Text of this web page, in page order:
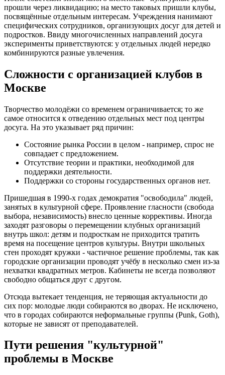
прошли через ликвидацию; на место таковых пришли клубы,
посвящённые отдельным интересам. Учреждения нанимают
специфических сотрудников, организующих досуг для детей и
подростков. Ввиду многочисленных направлений досуга
эксперименты приветствуются: у отдельных людей нередко
комбинируются разные увлечения.
Сложности с организацией клубов в
Москве
Творчество молодёжи со временем ограничивается; то же
самое относится к отведению отдельных мест под центры
досуга. На это указывает ряд причин:
Состояние рынка России в целом - например, спрос не
совпадает с предложением.
Отсутствие теории и практики, необходимой для
поддержки деятельности.
Поддержки со стороны государственных органов нет.
Пришедшая в 1990-х годах демократия "освободила" людей,
занятых в культурной сфере. Проявление гласности (свобода
выбора, независимость) внесло ценные коррективы. Иногда
заходят разговоры о перемещении клубных организаций
внутрь школ: детям и подросткам не приходится тратить
время на посещение центров культуры. Внутри школьных
стен проходят кружки - частичное решение проблемы, так как
городские организации проводят учёбу в несколько смен из-за
нехватки квадратных метров. Кабинеты не всегда позволяют
свободно общаться друг с другом.
Отсюда вытекает тенденция, не теряющая актуальности до
сих пор: молодые люди собираются во дворах. Не исключено,
что в городах собираются неформальные группы (Punk, Goth),
которые не зависят от преподавателей.
Пути решения "культурной"
проблемы в Москве